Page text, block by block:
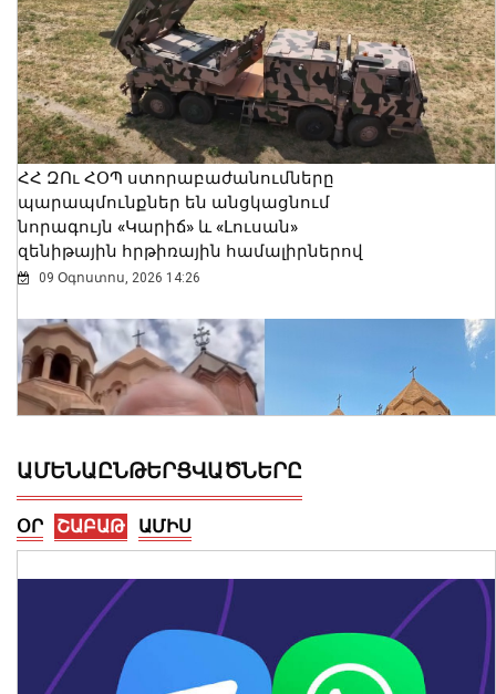
ՀՀ ԶՈւ ՀՕՊ ստորաբաժանումները
պարապմունքներ են անցկացնում
նորագույն «Կարիճ» և «Լուսան»
զենիթային հրթիռային համալիրներով
09 Օգոստոս, 2026 14:26
Սուրբ Աննա եկեղեցում մասնակցել եմ
սուրբ և անմահ պատարագի․
Փաշինյան
ԱՄԵՆԱԸՆԹԵՐՑՎԱԾՆԵՐԸ
ՕՐ ՇԱԲԱԹ ԱՄԻՍ